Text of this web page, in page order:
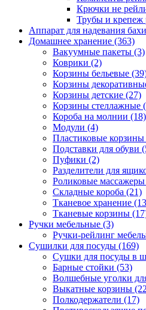
Крючки не
Трубы и крепеж
Аппарат для надевания
Домашнее хранение (363)
Вакуумные пакеты (3)
Коврики (2)
Корзины бельевые
Корзины
Корзины детские (27)
Корзины стеллажные
Короба на молнии (18)
Модули (4)
Пластиковые корзины
Подставки для обуви
Пуфики (2)
Разделители для
Роликовые массажеры
Складные короба (21)
Тканевое хранение
Тканевые корзины
Ручки мебельные (3)
Ручки-рейлинг
Сушилки для посуды (169)
Сушки для посуды в
Барные стойки (53)
Волшебные уголки
Выкатные корзины
Полкодержатели (17)